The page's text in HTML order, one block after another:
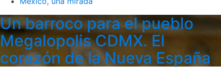
Un barroco para el pueblo
Megalopolis CDMX. El
corazón de la Nueva España